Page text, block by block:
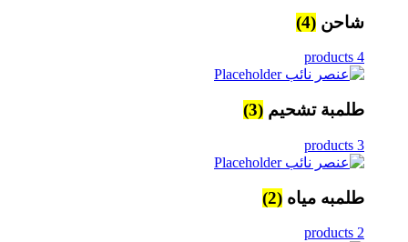
شاحن (4)
4 products
طلمبة تشحيم (3)
3 products
طلمبه مياه (2)
2 products